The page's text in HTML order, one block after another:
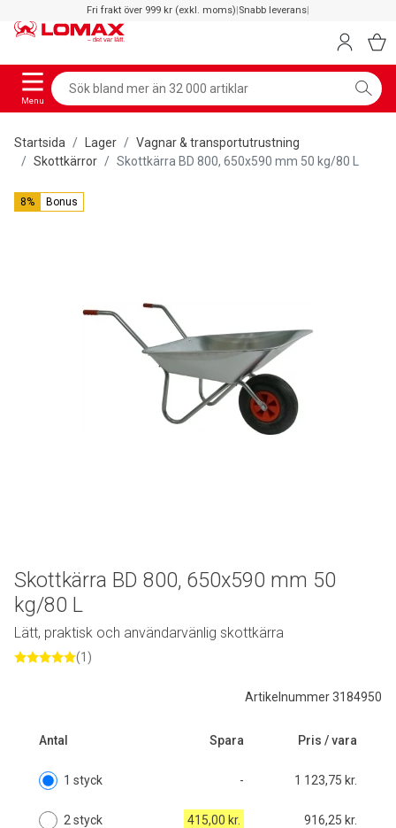
Fri frakt över 999 kr (exkl. moms)|Snabb leverans|
Menu
Startsida Lager
Vagnar & transportutrustning
Skottkärror
Skottkärra BD 800, 650x590 mm 50 kg/80 L
8% Bonus
Artikelnummer 3184950
Antal Spara Pris / vara
1 styck - 1 123,75 kr.
2 styck 415,00 kr. 916,25 kr.
Skottkärra BD 800, 650x590 mm 50
kg/80 L
Lätt, praktisk och användarvänlig skottkärra
(1)